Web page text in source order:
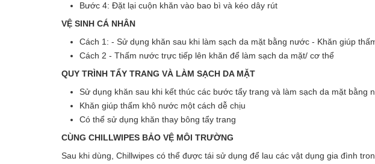
Bước 4: Đặt lại cuộn khăn vào bao bì và kéo dây rút
VỆ SINH CÁ NHÂN
Cách 1: - Sử dụng khăn sau khi làm sạch da mặt bằng nước - Khăn giúp
Cách 2 - Thấm nước trực tiếp lên khăn để làm sạch da mặt/ cơ thể
QUY TRÌNH TẨY TRANG VÀ LÀM SẠCH DA MẶT
Sử dụng khăn sau khi kết thúc các bước tẩy trang và làm sạch da mặt bằng
Khăn giúp thấm khô nước một cách dễ chịu
Có thể sử dụng khăn thay bông tẩy trang
CÙNG CHILLWIPES BẢO VỆ MÔI TRƯỜNG
Sau khi dùng, Chillwipes có thể được tái sử dụng để lau các vật dụng gia đình